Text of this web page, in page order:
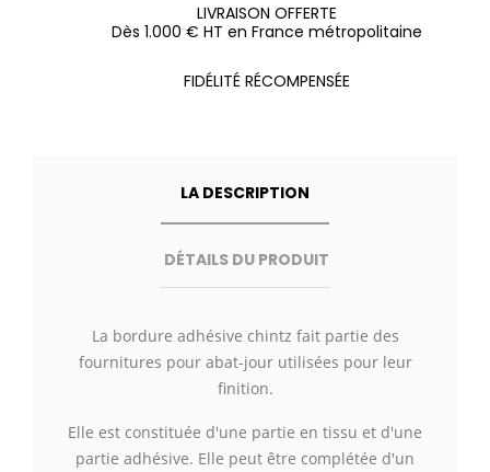
LIVRAISON OFFERTE
Dès 1.000 € HT en France métropolitaine
FIDÉLITÉ RÉCOMPENSÉE
LA DESCRIPTION
DÉTAILS DU PRODUIT
La bordure adhésive chintz fait partie des
fournitures pour abat-jour utilisées pour leur
finition.
Elle est constituée d'une partie en tissu et d'une
partie adhésive. Elle peut être complétée d'un